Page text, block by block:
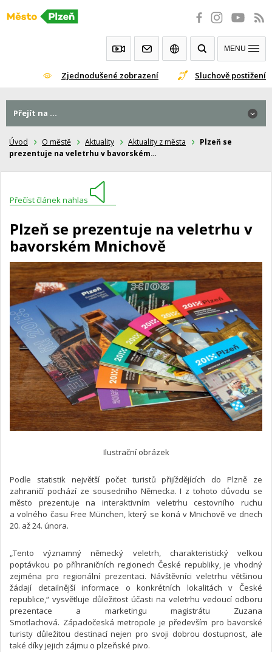
Přeskočit
Zjednodušené zobrazení Sluchově postižení
MENU
Úvod O městě Aktuality Aktuality z města
Plzeň se
prezentuje na veletrhu v bavorském…
Přečíst článek nahlas
Plzeň se prezentuje na veletrhu v
bavorském Mnichově
Ilustrační obrázek
Podle statistik největší počet turistů přijíždějících do Plzně ze
zahraničí pochází ze sousedního Německa. I z tohoto důvodu se
město prezentuje na interaktivním veletrhu cestovního ruchu
a volného času Free München, který se koná v Mnichově ve dnech
20. až 24. února.
„Tento významný německý veletrh, charakteristický velkou
poptávkou po příhraničních regionech České republiky, je vhodný
zejména pro regionální prezentaci. Návštěvníci veletrhu většinou
žádají detailnější informace o konkrétních lokalitách v České
republice,“ vysvětluje důležitost účasti na veletrhu vedoucí odboru
prezentace a marketingu magistrátu Zuzana
Smotlachová. Západočeská metropole je především pro bavorské
turisty důležitou destinací nejen pro svoji dobrou dostupnost, ale
také díky jejich zájmu o plzeňské pivo.
Přejít na ...